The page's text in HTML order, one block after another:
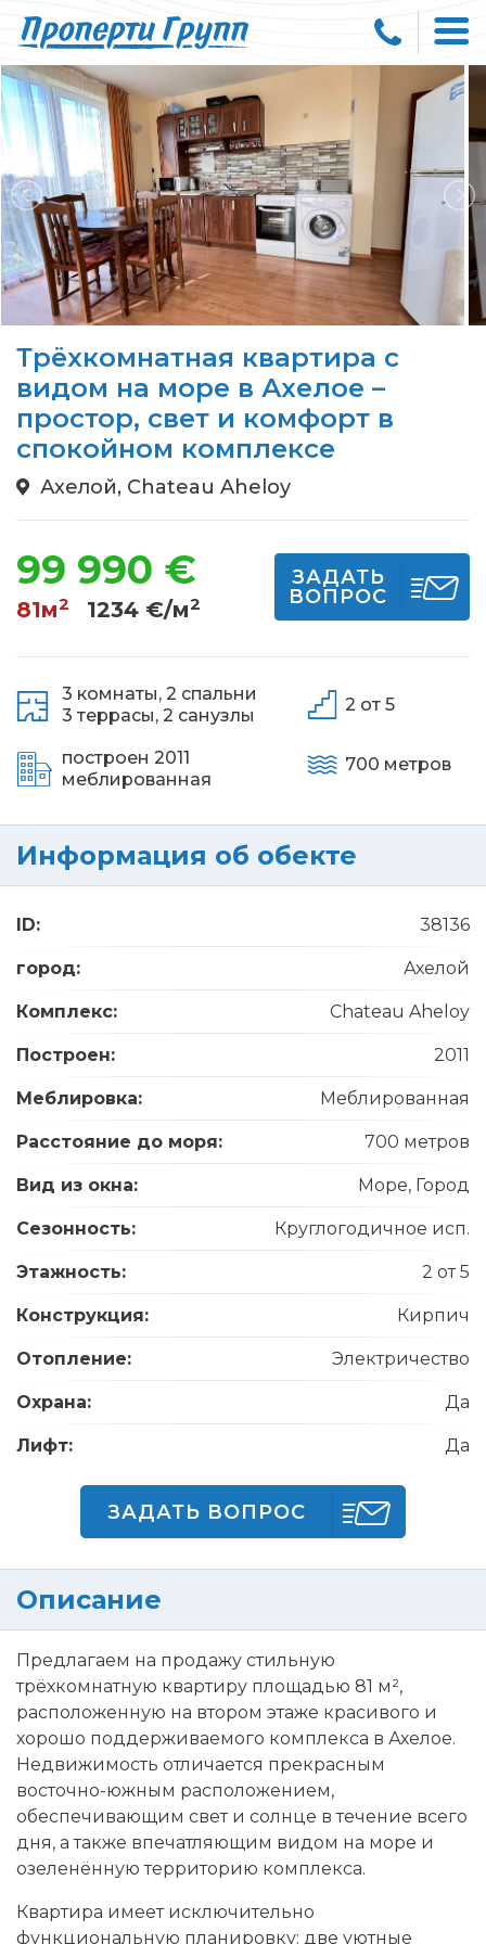
Трёхкомнатная квартира с
видом на море в Ахелое –
простор, свет и комфорт в
спокойном комплексе
Ахелой, Chateau Aheloy
99 990 €
81м2 1234 €/м2
ЗАДАТЬ
ВОПРОС
3 комнаты, 2 спальни
3 террасы, 2 санузлы
построен 2011
меблированная
2 от 5
700 метров
Информация об обекте
ID: 38136
город: Ахелой
Комплекс: Chateau Aheloy
Построен: 2011
Меблировка: Меблированная
Расстояние до моря: 700 метров
Вид из окна: Море, Город
Сезонность: Круглогодичное исп.
Этажность: 2 от 5
Конструкция: Кирпич
Отопление: Электричество
Охрана: Да
Лифт: Да
ЗАДАТЬ ВОПРОС
Описание
Предлагаем на продажу стильную
трёхкомнатную квартиру площадью 81 м²,
расположенную на втором этаже красивого и
хорошо поддерживаемого комплекса в Ахелое.
Недвижимость отличается прекрасным
восточно-южным расположением,
обеспечивающим свет и солнце в течение всего
дня, а также впечатляющим видом на море и
озеленённую территорию комплекса.
Квартира имеет исключительно
функциональную планировку: две уютные